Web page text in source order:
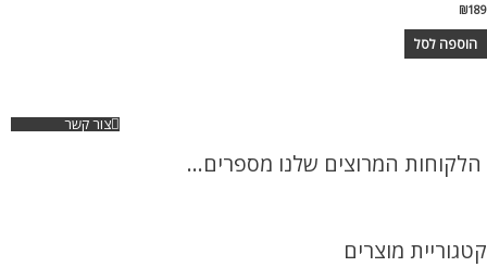
₪189
הוספה לסל
צור קשר
הלקוחות המרוצים שלנו מספרים...
קטגוריית מוצרים